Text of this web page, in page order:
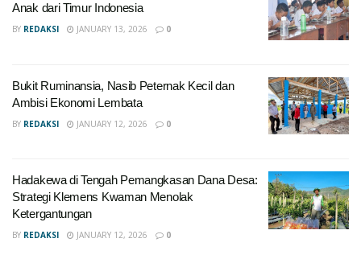
Anak dari Timur Indonesia
BY REDAKSI JANUARY 13, 2026 0
Bukit Ruminansia, Nasib Peternak Kecil dan
Ambisi Ekonomi Lembata
BY REDAKSI JANUARY 12, 2026 0
Hadakewa di Tengah Pemangkasan Dana Desa:
Strategi Klemens Kwaman Menolak
Ketergantungan
BY REDAKSI JANUARY 12, 2026 0